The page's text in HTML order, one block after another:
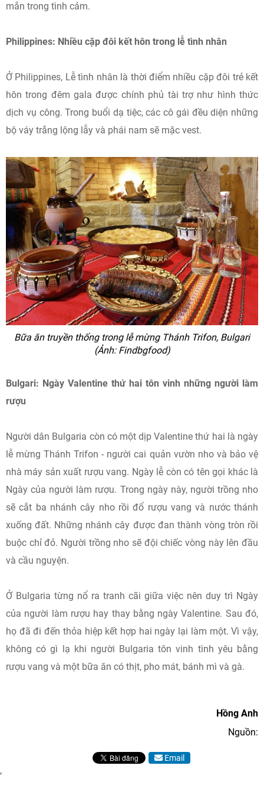
mắn trong tình cảm.
Philippines: Nhiều cặp đôi kết hôn trong lễ tình nhân
Ở Philippines, Lễ tình nhân là thời điểm nhiều cặp đôi trẻ kết
hôn trong đêm gala được chính phủ tài trợ như hình thức
dịch vụ công. Trong buổi dạ tiệc, các cô gái đều diện những
bộ váy trắng lộng lẫy và phái nam sẽ mặc vest.
Bữa ăn truyền thống trong lễ mừng Thánh Trifon, Bulgari
(Ảnh: Findbgfood)
Bulgari: Ngày Valentine thứ hai tôn vinh những người làm
rượu
Người dân Bulgaria còn có một dịp Valentine thứ hai là ngày
lễ mừng Thánh Trifon - người cai quản vườn nho và bảo vệ
nhà máy sản xuất rượu vang. Ngày lễ còn có tên gọi khác là
Ngày của người làm rượu. Trong ngày này, người trồng nho
sẽ cắt ba nhánh cây nho rồi đổ rượu vang và nước thánh
xuống đất. Những nhánh cây được đan thành vòng tròn rồi
buộc chỉ đỏ. Người trồng nho sẽ đội chiếc vòng này lên đầu
và cầu nguyện.
Ở Bulgaria từng nổ ra tranh cãi giữa việc nên duy trì Ngày
của người làm rượu hay thay bằng ngày Valentine. Sau đó,
họ đã đi đến thỏa hiệp kết hợp hai ngày lại làm một. Vì vậy,
không có gì lạ khi người Bulgaria tôn vinh tình yêu bằng
rượu vang và một bữa ăn có thịt, pho mát, bánh mì và gà.
Hồng Anh
Nguồn:
Email